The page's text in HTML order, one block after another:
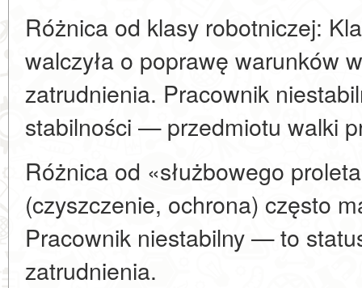
Różnica od klasy robotniczej:
walczyła o poprawę warunków
zatrudnienia. Pracownik
stabilności — przedmiotu walki
Różnica od «służbowego
(czyszczenie, ochrona) często
Pracownik niestabilny — to
zatrudnienia.